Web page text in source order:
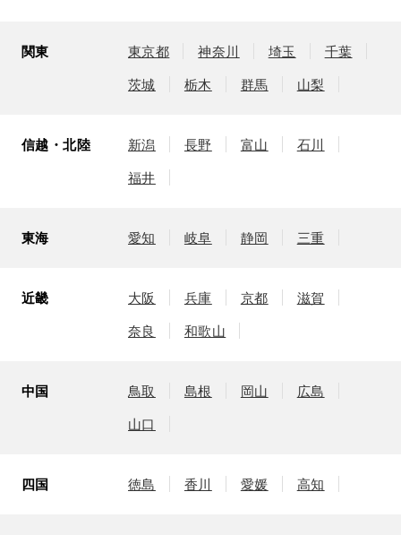
関東 東京都 神奈川 埼玉 千葉
茨城 栃木 群馬 山梨
信越・北陸 新潟 長野 富山 石川
福井
東海 愛知 岐阜 静岡 三重
近畿 大阪 兵庫 京都 滋賀
奈良 和歌山
中国 鳥取 島根 岡山 広島
山口
四国 徳島 香川 愛媛 高知